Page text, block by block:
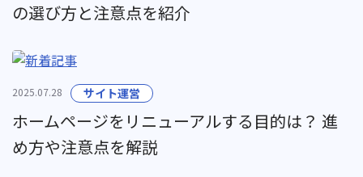
の選び方と注意点を紹介
2025.07.28 サイト運営
ホームページをリニューアルする目的は？ 進
め方や注意点を解説